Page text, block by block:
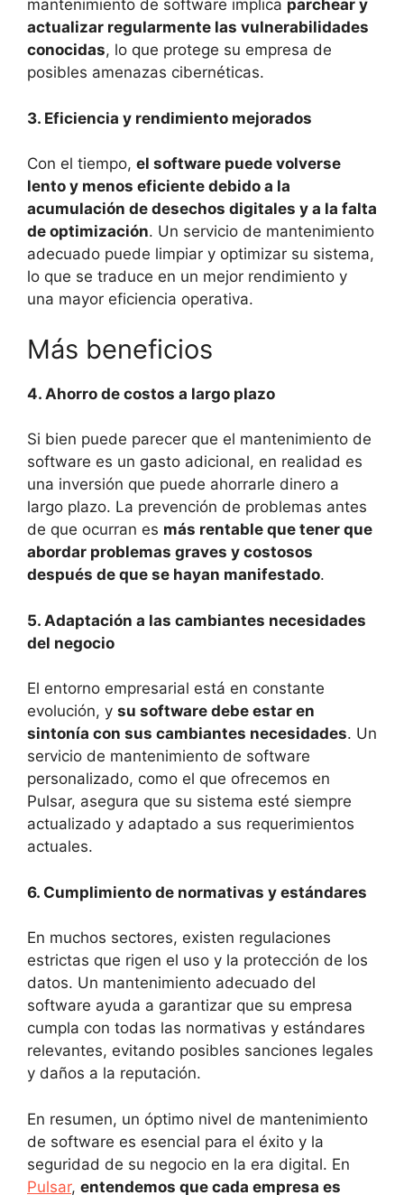
mantenimiento de software implica parchear y
actualizar regularmente las vulnerabilidades
conocidas, lo que protege su empresa de
posibles amenazas cibernéticas.
3. Eficiencia y rendimiento mejorados
Con el tiempo, el software puede volverse
lento y menos eficiente debido a la
acumulación de desechos digitales y a la falta
de optimización. Un servicio de mantenimiento
adecuado puede limpiar y optimizar su sistema,
lo que se traduce en un mejor rendimiento y
una mayor eficiencia operativa.
Más beneficios
4. Ahorro de costos a largo plazo
Si bien puede parecer que el mantenimiento de
software es un gasto adicional, en realidad es
una inversión que puede ahorrarle dinero a
largo plazo. La prevención de problemas antes
de que ocurran es más rentable que tener que
abordar problemas graves y costosos
después de que se hayan manifestado.
5. Adaptación a las cambiantes necesidades
del negocio
El entorno empresarial está en constante
evolución, y su software debe estar en
sintonía con sus cambiantes necesidades. Un
servicio de mantenimiento de software
personalizado, como el que ofrecemos en
Pulsar, asegura que su sistema esté siempre
actualizado y adaptado a sus requerimientos
actuales.
6. Cumplimiento de normativas y estándares
En muchos sectores, existen regulaciones
estrictas que rigen el uso y la protección de los
datos. Un mantenimiento adecuado del
software ayuda a garantizar que su empresa
cumpla con todas las normativas y estándares
relevantes, evitando posibles sanciones legales
y daños a la reputación.
En resumen, un óptimo nivel de mantenimiento
de software es esencial para el éxito y la
seguridad de su negocio en la era digital. En
Pulsar, entendemos que cada empresa es